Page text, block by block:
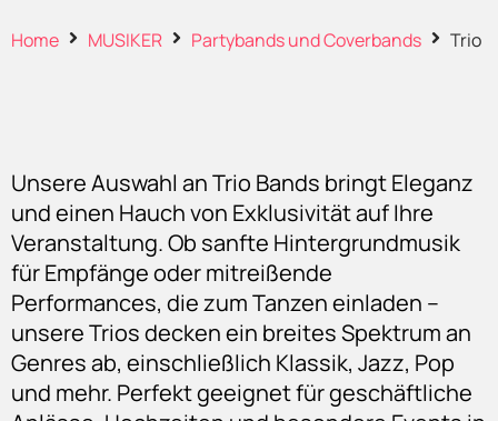
Home MUSIKER Partybands und Coverbands Trio
Unsere Auswahl an Trio Bands bringt Eleganz
und einen Hauch von Exklusivität auf Ihre
Veranstaltung. Ob sanfte Hintergrundmusik
für Empfänge oder mitreißende
Performances, die zum Tanzen einladen –
unsere Trios decken ein breites Spektrum an
Genres ab, einschließlich Klassik, Jazz, Pop
und mehr. Perfekt geeignet für geschäftliche